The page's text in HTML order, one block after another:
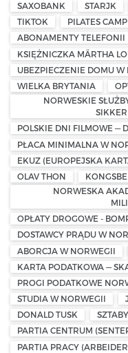
SAXOBANK
STARJK
TIKTOK
PILATES
ABONAMENTY
KSIĘŻNICZKA MÄRTHA
UBEZPIECZENIE DOMU W
WIELKA BRYTANIA
NORWESKIE
POLSKIE DNI FILMOWE —
PŁACA MINIMALNA W
EKUZ (EUROPEJSKA
OLAV THON
NORWESKA
OPŁATY DROGOWE -
DOSTAWCY PRĄDU W
ABORCJA W NORWEGII
KARTA PODATKOWA —
PROGI PODATKOWE
STUDIA W NORWEGII
DONALD TUSK
PARTIA CENTRUM
PARTIA PRACY